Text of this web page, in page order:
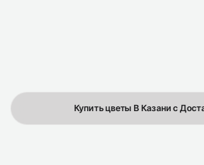
Купить цветы В Казани с